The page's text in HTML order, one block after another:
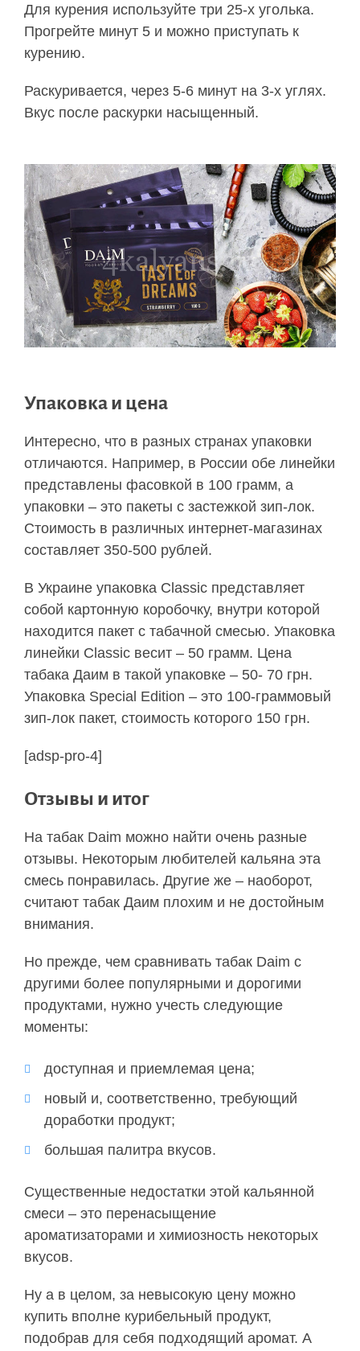
Для курения используйте три 25-х уголька.
Прогрейте минут 5 и можно приступать к
курению.
Раскуривается, через 5-6 минут на 3-х углях.
Вкус после раскурки насыщенный.
Упаковка и цена
Интересно, что в разных странах упаковки
отличаются. Например, в России обе линейки
представлены фасовкой в 100 грамм, а
упаковки – это пакеты с застежкой зип-лок.
Стоимость в различных интернет-магазинах
составляет 350-500 рублей.
В Украине упаковка Classic представляет
собой картонную коробочку, внутри которой
находится пакет с табачной смесью. Упаковка
линейки Classic весит – 50 грамм. Цена
табака Даим в такой упаковке – 50- 70 грн.
Упаковка Special Edition – это 100-граммовый
зип-лок пакет, стоимость которого 150 грн.
[adsp-pro-4]
Отзывы и итог
На табак Daim можно найти очень разные
отзывы. Некоторым любителей кальяна эта
смесь понравилась. Другие же – наоборот,
считают табак Даим плохим и не достойным
внимания.
Но прежде, чем сравнивать табак Daim с
другими более популярными и дорогими
продуктами, нужно учесть следующие
моменты:
доступная и приемлемая цена;
новый и, соответственно, требующий
доработки продукт;
большая палитра вкусов.
Существенные недостатки этой кальянной
смеси – это перенасыщение
ароматизаторами и химиозность некоторых
вкусов.
Ну а в целом, за невысокую цену можно
купить вполне курибельный продукт,
подобрав для себя подходящий аромат. А